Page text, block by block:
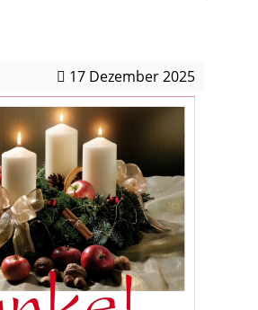
17 Dezember 2025